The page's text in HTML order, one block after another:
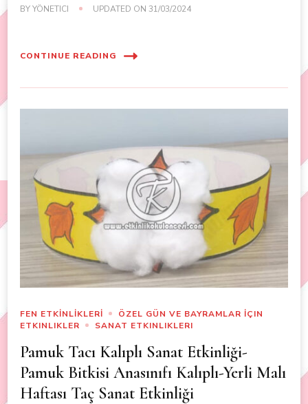
BYYÖNETICI UPDATED ON 31/03/2024
CONTINUE READING
FEN ETKİNLİKLERİ
ÖZEL GÜN VE BAYRAMLAR İÇIN
ETKINLIKLER
SANAT ETKINLIKLERI
Pamuk Tacı Kalıplı Sanat Etkinliği-
Pamuk Bitkisi Anasınıfı Kalıplı-Yerli Malı
Haftası Taç Sanat Etkinliği